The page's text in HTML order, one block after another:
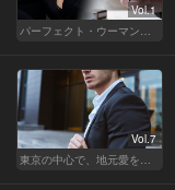
Vol.1
Vol.7